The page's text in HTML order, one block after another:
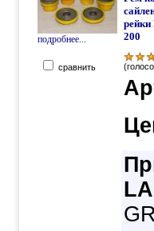
подробнее...
сравнить
200